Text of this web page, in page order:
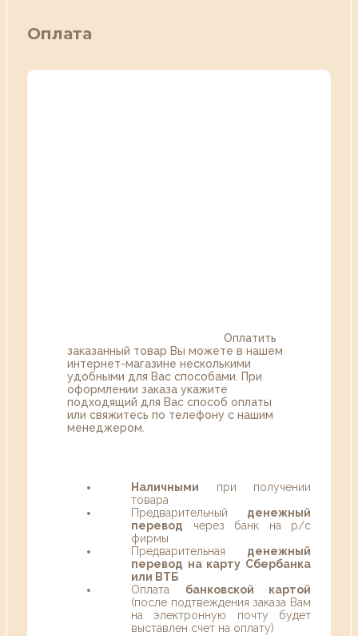
Оплата
Оплатить
заказанный товар Вы можете в нашем
интернет-магазине несколькими
удобными для Вас способами. При
оформлении заказа укажите
подходящий для Вас способ оплаты
или свяжитесь по телефону с нашим
менеджером.
Наличными при получении
товара
Предварительный денежный
перевод через банк на р/с
фирмы
Предварительная денежный
перевод на карту Сбербанка
или ВТБ
Оплата банковской картой
(после подтвеждения заказа Вам
на электронную почту будет
выставлен счет на оплату)